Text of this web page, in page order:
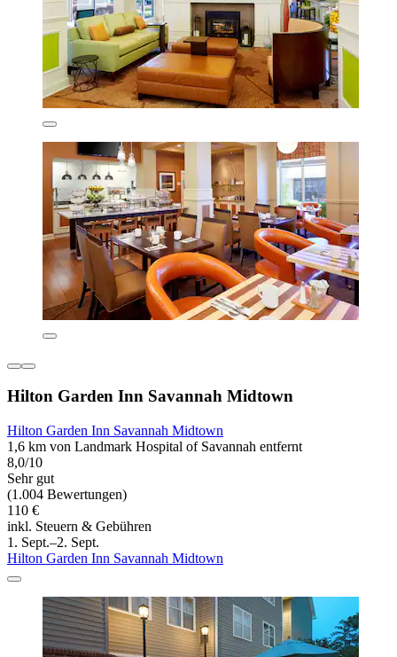
Hilton Garden Inn Savannah Midtown
Hilton Garden Inn Savannah Midtown
1,6 km von Landmark Hospital of Savannah entfernt
8,0/10
Sehr gut
(1.004 Bewertungen)
110 €
inkl. Steuern & Gebühren
1. Sept.–2. Sept.
Hilton Garden Inn Savannah Midtown